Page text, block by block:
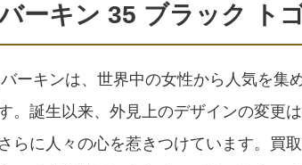
ーキン 35 ブラック ト
ーキンは、世界中の女性から人気を集
。誕生以来、外見上のデザインの変更
らに人々の心を惹きつけています。買